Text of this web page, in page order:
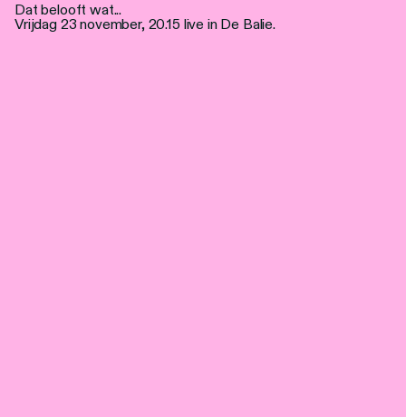
Dat belooft wat...
Vrijdag 23 november, 20.15 live in De Balie.